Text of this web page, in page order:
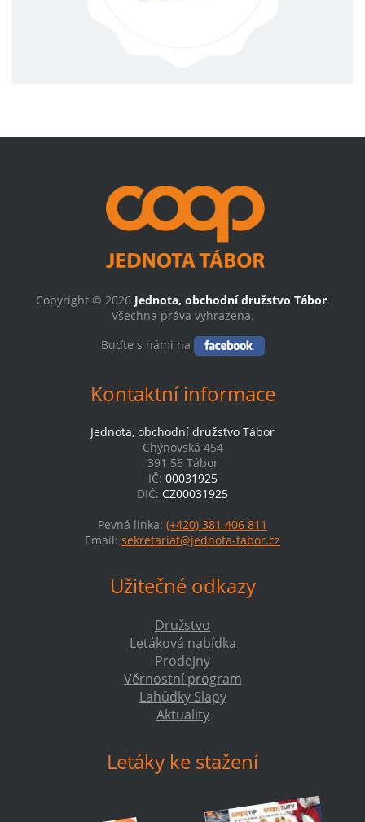
Copyright © 2026 Jednota, obchodní družstvo Tábor.
Všechna práva vyhrazena.
Buďte s námi na
Kontaktní informace
Jednota, obchodní družstvo Tábor
Chýnovská 454
391 56 Tábor
IČ: 00031925
DIČ: CZ00031925
Pevná linka: (+420) 381 406 811
Email: sekretariat@jednota-tabor.cz
Užitečné odkazy
Družstvo
Letáková nabídka
Prodejny
Věrnostní program
Lahůdky Slapy
Aktuality
Letáky ke stažení